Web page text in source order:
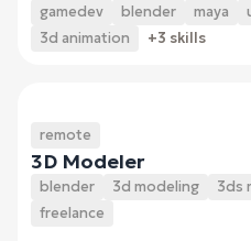
gamedev blender maya
3d animation
+3 skills
remote
3D Modeler
blender 3d modeling 3ds
freelance